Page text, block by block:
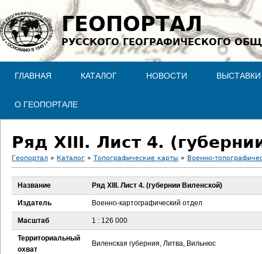
Jump to navigation
ГЕОПОРТАЛ
РУССКОГО ГЕОГРАФИЧЕСКОГО
ГЛАВНАЯ КАТАЛОГ НОВОСТИ ВЫСТАВКИ
О ГЕОПОРТАЛЕ
Ряд XIII. Лист 4.
В
ы
д
Геопортал » Каталог » Топографические карты » Военно-
Название Ряд XIII. Лист 4. (губернии Виленской)
Издатель Военно-картографический отдел
Масштаб 1 : 126 000
Территориальный
охват
Виленская губерния, Литва, Вильнюс